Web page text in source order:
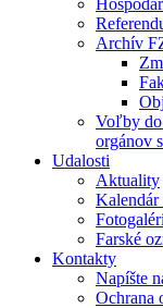
Archív
Voľby do
orgánov
Udalosti
Aktuality
Kalendár
Farské
Kontakty
Napíšte
Ochrana